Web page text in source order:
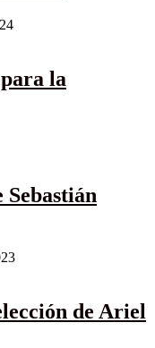
la
Sebastián
de Ariel